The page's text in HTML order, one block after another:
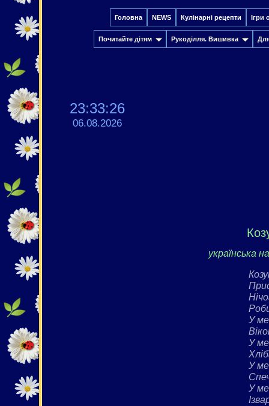
Головна NEWS Кулінарні рецепти Ігри
Почитайте дітям Рукоділля. Вишивка
23:33:27
06.08.2026
українська
У
У
У
У